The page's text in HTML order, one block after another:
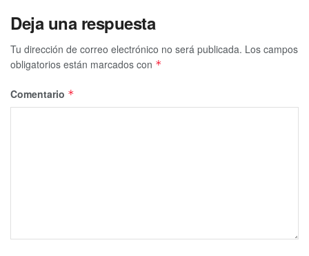
Deja una respuesta
Tu dirección de correo electrónico no será publicada. Los campos
obligatorios están marcados con *
Comentario *